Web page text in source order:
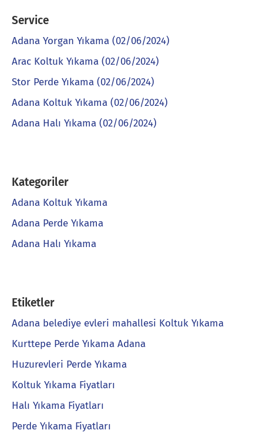
Service
Adana Yorgan Yıkama (02/06/2024)
Arac Koltuk Yıkama (02/06/2024)
Stor Perde Yıkama (02/06/2024)
Adana Koltuk Yıkama (02/06/2024)
Adana Halı Yıkama (02/06/2024)
Kategoriler
Adana Koltuk Yıkama
Adana Perde Yıkama
Adana Halı Yıkama
Etiketler
Adana belediye evleri mahallesi Koltuk Yıkama
Kurttepe Perde Yıkama Adana
Huzurevleri Perde Yıkama
Koltuk Yıkama Fiyatları
Halı Yıkama Fiyatları
Perde Yıkama Fiyatları